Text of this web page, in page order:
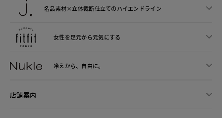
名品素材×立体裁断仕立てのハイエンドライン
女性を足元から元気にする
冷えから、 自由に。
店舗案内